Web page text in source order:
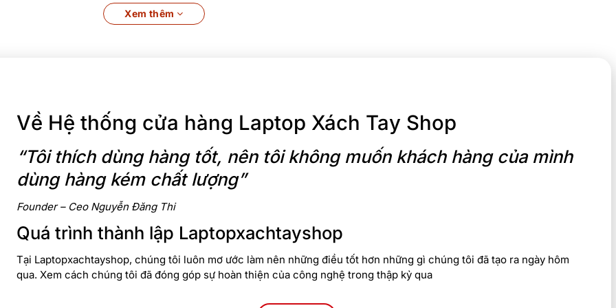
mang đến vẻ ngoài sang trọng và độ bền vượt trội. Khung máy được gia công cứng cáp, khả năng chống va đập tốt, đảm
trường làm việc khắc nghiệt nhất. Độ hoàn thiện máy còn đến từ chất liệu và chất lượng của bản lề máy, cho phép mở máy
cấp.
laptop Workstation cực kỳ di động. Kích thước nhỏ gọn với bề dày 22.17mm, rộng 353.68mm, và sâu 240.33mm, giúp
điều này trong quá trình sản xuất Dell Precision 5690 Ultra. Máy được sử dụng nhựa tái chế, nhôm tái chế, và có mức khí
và RTX ADA chuyên nghiệp
Xem thêm
Về Hệ thống cửa hàng Laptop Xách Tay Shop
“Tôi thích dùng hàng tốt, nên tôi không muốn khách hàng của mình
dùng hàng kém chất lượng”
Founder – Ceo Nguyễn Đăng Thi
Quá trình thành lập Laptopxachtayshop
Tại Laptopxachtayshop, chúng tôi luôn mơ ước làm nên những điều tốt hơn những gì chúng tôi đã tạo ra ngày hôm
qua. Xem cách chúng tôi đã đóng góp sự hoàn thiện của công nghệ trong thập kỷ qua